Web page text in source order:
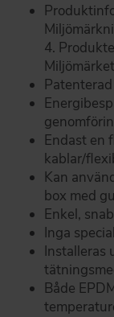
4.
Endast en
kablar/
Kan
box med
Enkel,
Inga
Installeras
Både